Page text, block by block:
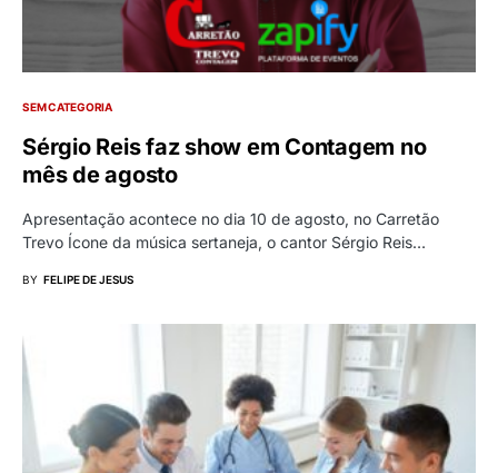
SEM CATEGORIA
Sérgio Reis faz show em Contagem no
mês de agosto
Apresentação acontece no dia 10 de agosto, no Carretão
Trevo Ícone da música sertaneja, o cantor Sérgio Reis…
BY FELIPE DE JESUS